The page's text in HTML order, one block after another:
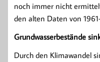
noch immer nicht
den alten Daten von
Grundwasserbestände
Durch den Klimawandel